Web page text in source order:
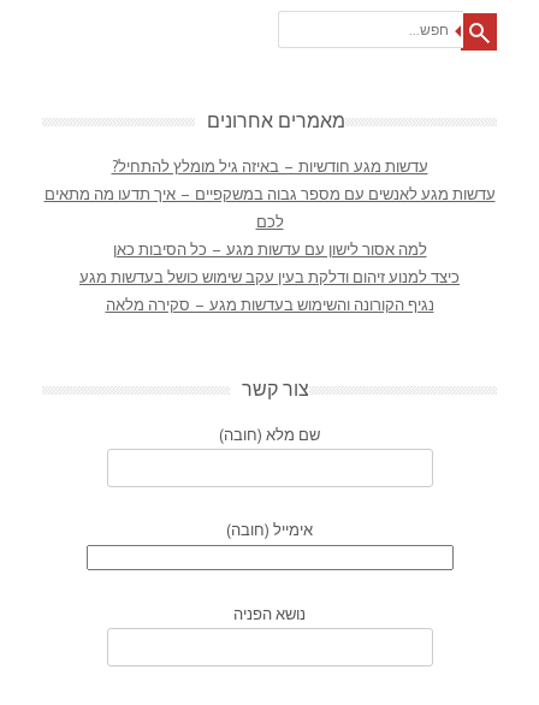
מאמרים אחרונים
עדשות מגע חודשיות – באיזה גיל מומלץ להתחיל?
עדשות מגע לאנשים עם מספר גבוה במשקפיים – איך תדעו מה מתאים
לכם
למה אסור לישון עם עדשות מגע – כל הסיבות כאן
כיצד למנוע זיהום ודלקת בעין עקב שימוש כושל בעדשות מגע
נגיף הקורונה והשימוש בעדשות מגע – סקירה מלאה
צור קשר
שם מלא (חובה)
אימייל (חובה)
נושא הפניה